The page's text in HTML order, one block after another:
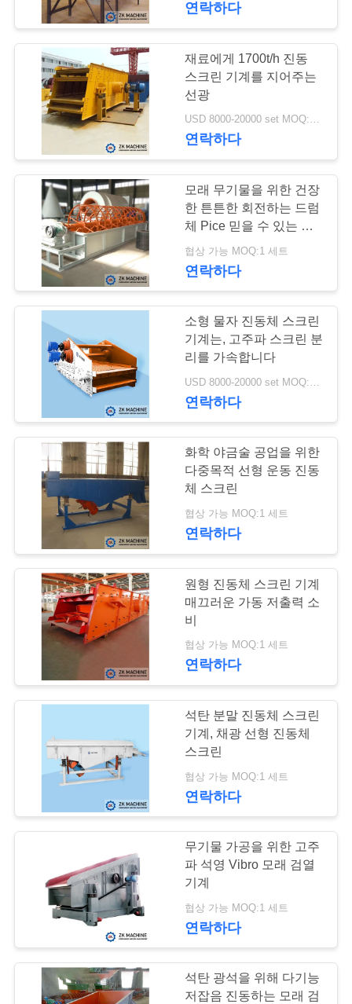
세
이
인
호
먼지 수집 장비
57
산업 회전하는 건조
기
39
쇄석기 기계
진동체 스크린 기계
진동하는 지류
37
장비 운반
48
연락하다
재료에게 1700t/h 진동
스크린 기계를 지어주는
선광
USD 8000-20000 set MOQ:1개 세트
연락하다
모래 무기물을 위한 건장
한 튼튼한 회전하는 드럼
체 Pice 믿을 수 있는 가
동
협상 가능 MOQ:1 세트
연락하다
소형 물자 진동체 스크린
기계는, 고주파 스크린 분
리를 가속합니다
USD 8000-20000 set MOQ:1 세트
연락하다
화학 야금술 공업을 위한
다중목적 선형 운동 진동
체 스크린
협상 가능 MOQ:1 세트
연락하다
원형 진동체 스크린 기계
매끄러운 가동 저출력 소
비
협상 가능 MOQ:1 세트
연락하다
석탄 분말 진동체 스크린
기계, 채광 선형 진동체
스크린
협상 가능 MOQ:1 세트
연락하다
무기물 가공을 위한 고주
파 석영 Vibro 모래 검열
기계
협상 가능 MOQ:1 세트
연락하다
석탄 광석을 위해 다기능
저잡음 진동하는 모래 검